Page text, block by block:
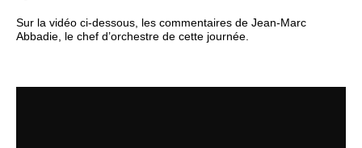
Sur la vidéo ci-dessous, les commentaires de Jean-Marc
Abbadie, le chef d’orchestre de cette journée.